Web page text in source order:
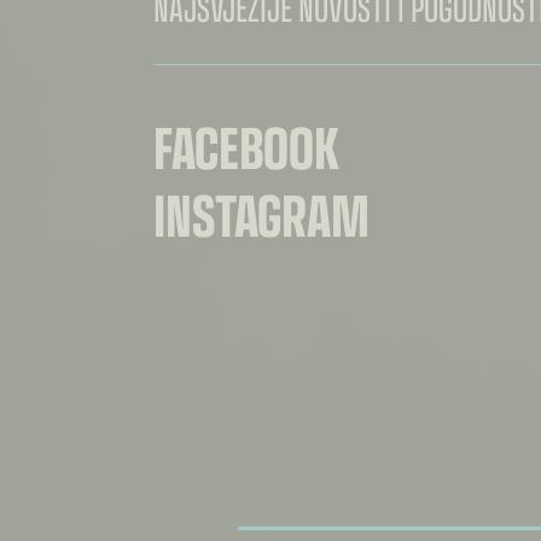
FACEBOOK
INSTAGRAM